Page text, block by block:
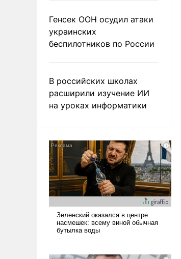
Генсек ООН осудил атаки
украинских
беспилотников по России
В российских школах
расширили изучение ИИ
на уроках информатики